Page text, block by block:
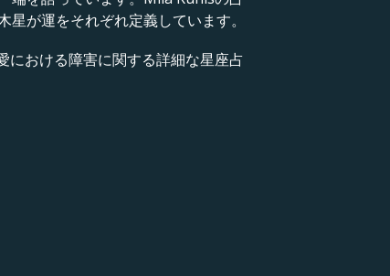
が運をそれぞれ定義しています。
おける障害に関する詳細な星座占